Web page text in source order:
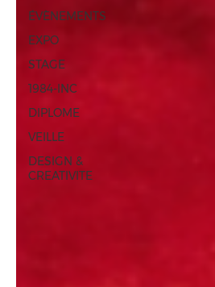
ÉVÈNEMENTS
EXPO
STAGE
1984-INC
DIPLOME
VEILLE
DESIGN &
CREATIVITE